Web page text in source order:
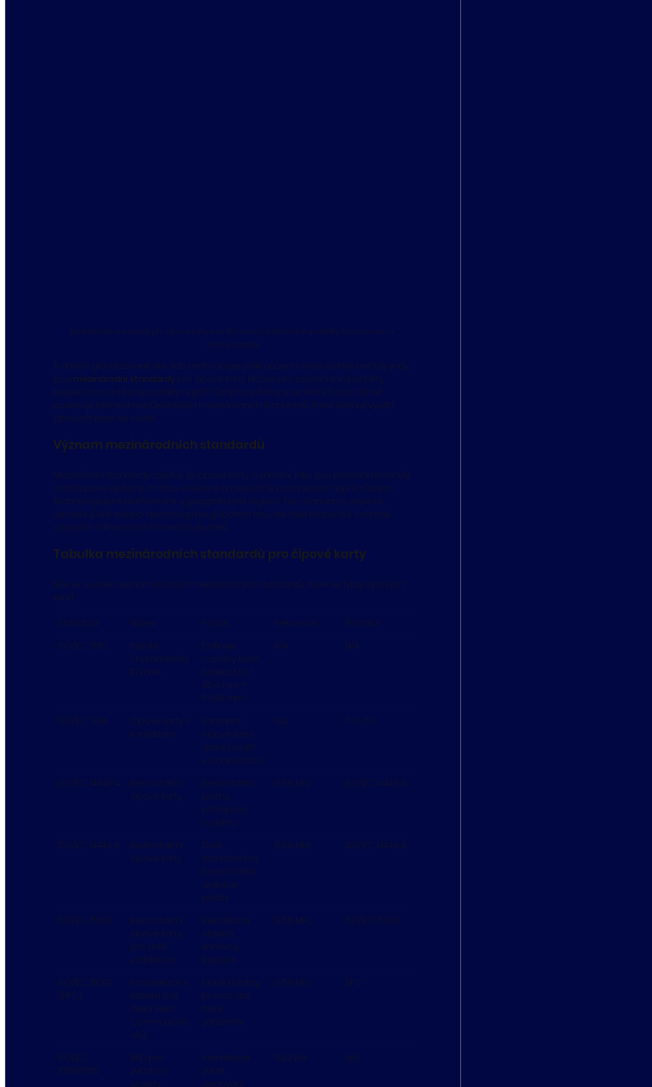
Mezinárodní standardy pro čipové karty jsou klíčové pro zajištění kompatibility, bezpečnosti a
interoperability.
V dnešní globalizované éře, kde technologie překračuje hranice rychleji než kdy jindy,
jsou mezinárodní standardy pro čipové karty klíčové pro zajištění kompatibility,
bezpečnosti a interoperability napříč různými systémy a zeměmi. Tento článek
poskytuje přehled nejdůležitějších mezinárodních standardů, které definují využití
čipových karet ve světě.
Význam mezinárodních standardů
Mezinárodní standardy zajišťují, že čipové karty a zařízení, jako jsou platební terminály
a přístupové systémy, mohou efektivně a bezpečně komunikovat napříč různými
technologickými platformami a geografickými regiony. Tyto standardy nejenže
usnadňují širší adopci technologií na globálním trhu, ale také přispívají k ochraně
osobních a finančních informací uživatelů.
Tabulka mezinárodních standardů pro čipové karty
Níže je uveden seznam klíčových mezinárodních standardů, které se týkají čipových
karet:
Standard Název Použití Frekvence
Protokol
ISO/IEC 7810
Fyzické
charakteristiky
ID karet
Definuje
rozměry karet
(velikost ID-1:
85,6 mm ×
53,98 mm)
N/A N/A
ISO/IEC 7816
Čipové karty s
kontaktem
Kontaktní
čipové karty,
široké použití
v bankovnictví
N/A T=0, T=1
ISO/IEC 14443-A
Bezkontaktní
čipové karty
Bezkontaktní
platby,
přístupové
systémy
13,56 MHz ISO/IEC 14443-A
ISO/IEC 14443-B
Bezkontaktní
čipové karty
Další
standard pro
bezkontaktní
aplikace,
platby
13,56 MHz ISO/IEC 14443-B
ISO/IEC 15693
Bezkontaktní
čipové karty
pro delší
vzdálenost
Identifikace
objektů,
knihovny,
logistika
13,56 MHz ISO/IEC 15693
ISO/IEC 18092
(NFC)
Komunikace v
blízkém poli
(Near Field
Communicati
on)
Mobilní platby,
přenos dat
mezi
zařízeními
13,56 MHz NFC
ISO/IEC
11784/11785
RFID pro
zvířata a
objekty
Identifikace
zvířat,
sledování
134,2 kHz N/A